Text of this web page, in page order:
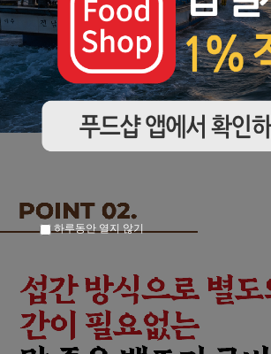
하루동안 열지 않기